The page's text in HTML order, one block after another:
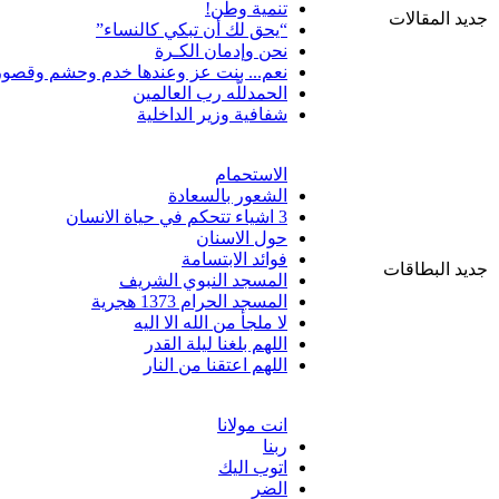
جديد المقالات
تنمية وطن!
“يحق لك أن تبكي كالنساء”
نحن وإدمان الكـرة
نعم... بنت عز وعندها خدم وحشم
الحمدللّه رب العالمين
شفافية وزير الداخلية
جديد البطاقات
الاستحمام
الشعور بالسعادة
3 اشياء تتحكم في حياة الانسان
حول الاسنان
فوائد الابتسامة
المسجد النبوي الشريف
المسجد الحرام 1373 هجرية
لا ملجأ من الله الا اليه
اللهم بلغنا ليلة القدر
اللهم اعتقنا من النار
انت مولانا
ربنا
اتوب اليك
الضر